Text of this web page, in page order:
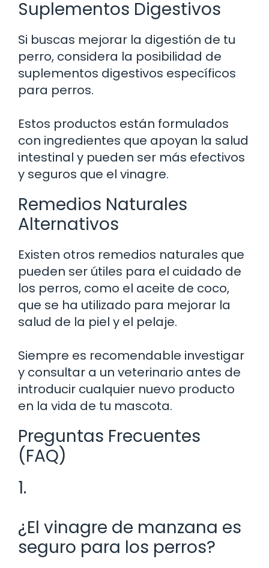
Suplementos Digestivos
Si buscas mejorar la digestión de tu
perro, considera la posibilidad de
suplementos digestivos específicos
para perros.
Estos productos están formulados
con ingredientes que apoyan la salud
intestinal y pueden ser más efectivos
y seguros que el vinagre.
Remedios Naturales
Alternativos
Existen otros remedios naturales que
pueden ser útiles para el cuidado de
los perros, como el aceite de coco,
que se ha utilizado para mejorar la
salud de la piel y el pelaje.
Siempre es recomendable investigar
y consultar a un veterinario antes de
introducir cualquier nuevo producto
en la vida de tu mascota.
Preguntas Frecuentes
(FAQ)
1.
¿El vinagre de manzana es
seguro para los perros?